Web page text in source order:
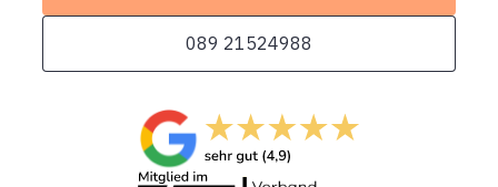
089 21524988